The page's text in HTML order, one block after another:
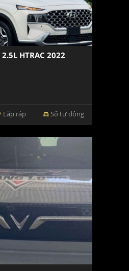
HTRAC 2022
Lắp ráp directions_car Số tự động